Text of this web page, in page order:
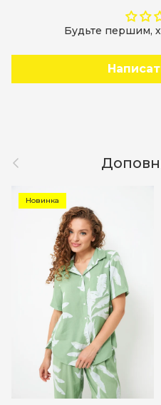
Будьте першим,
Назад
Новинка